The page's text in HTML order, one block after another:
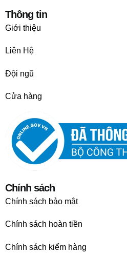
Thông tin
Giới thiệu
Liên Hệ
Đội ngũ
Cửa hàng
Chính sách
Chính sách bảo mật
Chính sách hoàn tiền
Chính sách kiểm hàng